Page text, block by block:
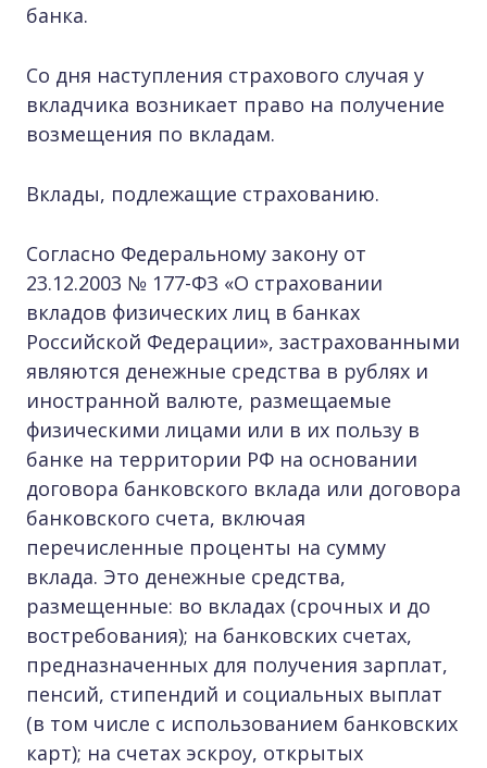
банка.
Со дня наступления страхового случая у
вкладчика возникает право на получение
возмещения по вкладам.
Вклады, подлежащие страхованию.
Согласно Федеральному закону от
23.12.2003 № 177-ФЗ «О страховании
вкладов физических лиц в банках
Российской Федерации», застрахованными
являются денежные средства в рублях и
иностранной валюте, размещаемые
физическими лицами или в их пользу в
банке на территории РФ на основании
договора банковского вклада или договора
банковского счета, включая
перечисленные проценты на сумму
вклада. Это денежные средства,
размещенные: во вкладах (срочных и до
востребования); на банковских счетах,
предназначенных для получения зарплат,
пенсий, стипендий и социальных выплат
(в том числе с использованием банковских
карт); на счетах эскроу, открытых